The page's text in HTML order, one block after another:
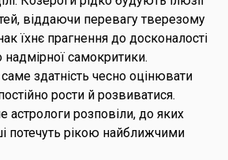
віддаючи перевагу тверезому
їхнє прагнення до досконалості
надмірної самокритики.
здатність чесно оцінювати
рости й розвиватися.
астрологи розповіли, до яких
потечуть рікою найближчими